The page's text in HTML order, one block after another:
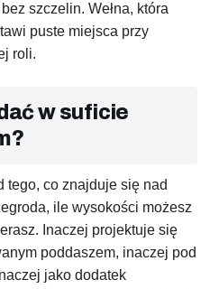
szczelin. Wełna, która
puste miejsca przy
roli.
w suficie
tego, co znajduje się nad
ile wysokości możesz
Inaczej projektuje się
poddaszem, inaczej pod
jako dodatek